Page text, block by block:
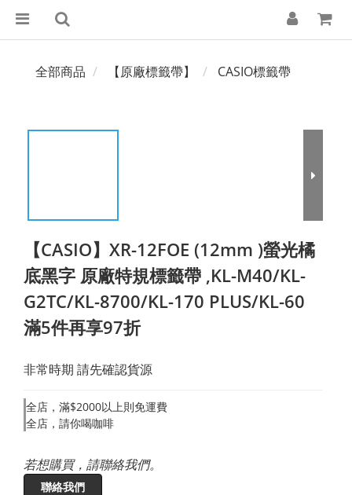
全部商品 【原廠標籤帶】 CASIO標籤帶
【CASIO】XR-12FOE (12mm )螢光橘
底黑字 原廠特規標籤帶 ,KL-M40/KL-
G2TC/KL-8700/KL-170 PLUS/KL-60
滿5件再享97折
非常時期 請先確認貨源
全店，滿$2000以上則免運費
全店，請你喝咖啡
若想購買，請聯絡我們。
聯絡我們